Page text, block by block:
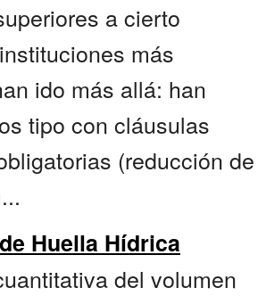
a cierto
más
ido más allá: han
tipo con cláusulas
(reducción de
Huella Hídrica
del volumen